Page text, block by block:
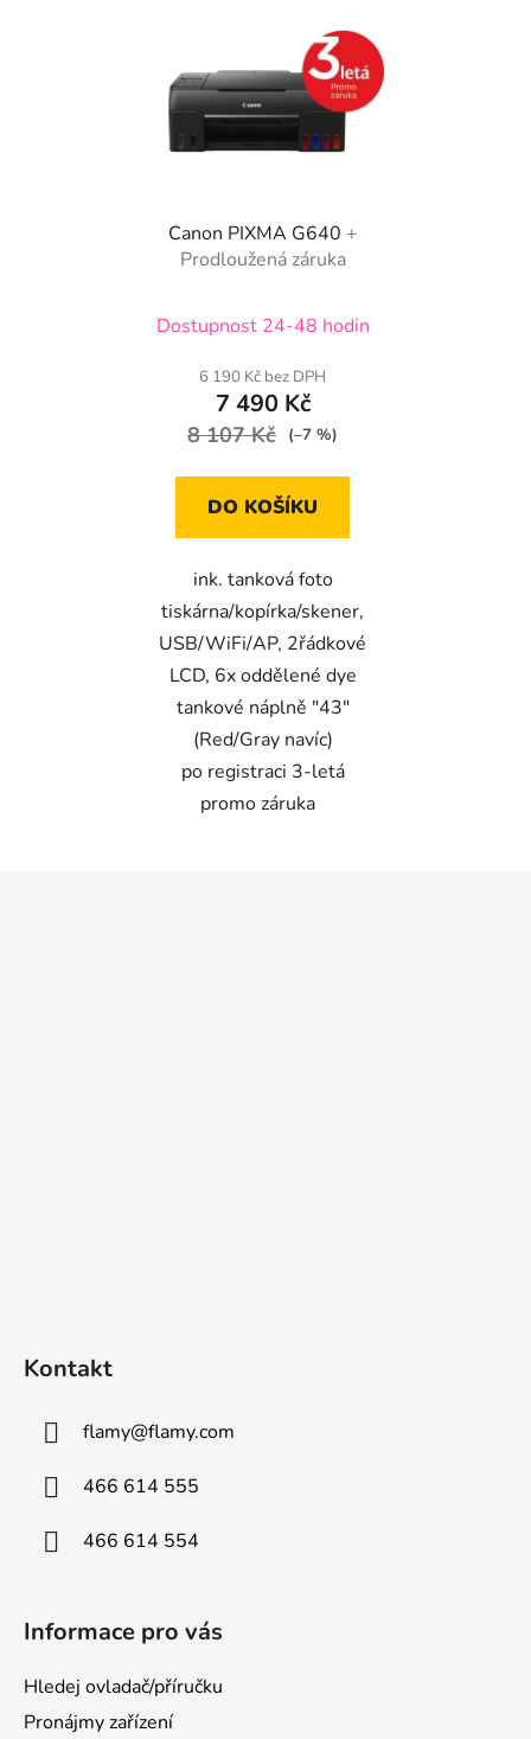
Canon PIXMA G640 +
Prodloužená záruka
Dostupnost 24-48 hodin
6 190 Kč bez DPH
7 490 Kč
8 107 Kč (–7 %)
DO KOŠÍKU
ink. tanková foto
tiskárna/kopírka/skener,
USB/WiFi/AP, 2řádkové
LCD, 6x oddělené dye
tankové náplně "43"
(Red/Gray navíc)
po registraci 3-letá
promo záruka
Kontakt
flamy@flamy.com
466 614 555
466 614 554
Informace pro vás
Hledej ovladač/příručku
Pronájmy zařízení